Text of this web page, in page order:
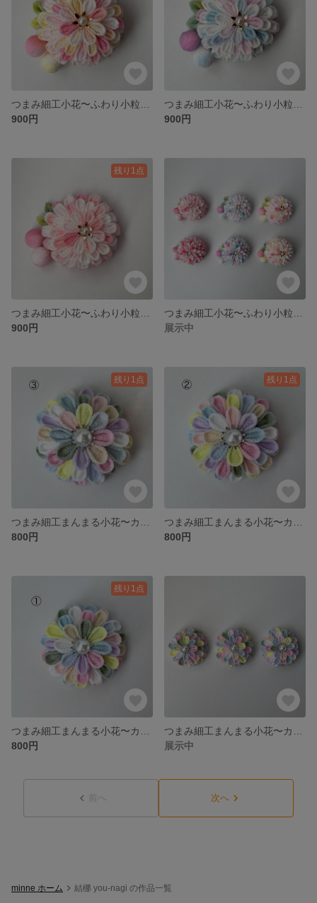
900円
900円
残り1点
900円
展示中
残り1点
800円
残り1点
800円
残り1点
800円
展示中
前へ 次へ
minne ホーム 結梛 you-nagi の作品一覧